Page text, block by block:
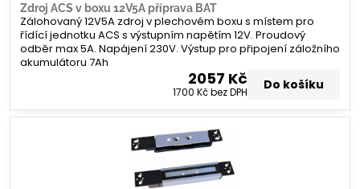
Zdroj ACS v boxu 12V5A příprava BAT
Zálohovaný 12V5A zdroj v plechovém boxu s místem pro
řídící jednotku ACS s výstupním napětím 12V. Proudový
odběr max 5A. Napájení 230V. Výstup pro připojení záložního
akumulátoru 7Ah
2057 Kč
1700 Kčbez DPH Do košíku